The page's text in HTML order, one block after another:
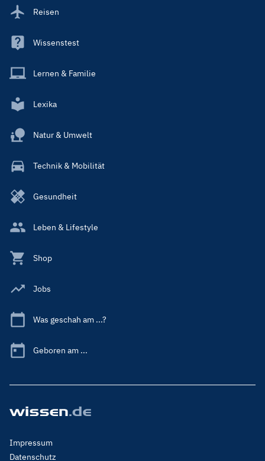
Reisen
Wissenstest
Lernen & Familie
Lexika
Natur & Umwelt
Technik & Mobilität
Gesundheit
Leben & Lifestyle
Shop
Jobs
Was geschah am ...?
Geboren am ...
Footer
Menu
Impressum
Datenschutz